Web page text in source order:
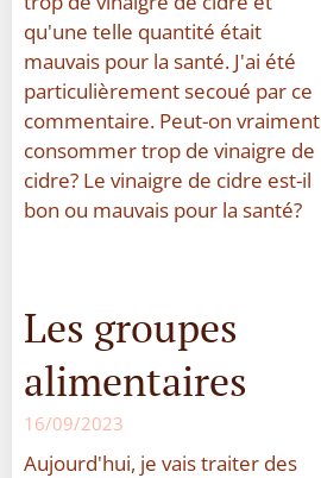
qu'une telle quantité était
mauvais pour la santé. J'ai été
particulièrement secoué par ce
commentaire. Peut-on vraiment
consommer trop de vinaigre de
cidre? Le vinaigre de cidre est-il
bon ou mauvais pour la santé?
Les groupes
alimentaires
16/09/2023
Aujourd'hui, je vais traiter des